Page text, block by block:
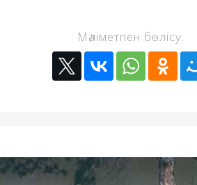
Мәліметпен бөлісу: